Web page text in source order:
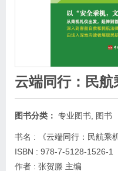
云端同行：民
图书分类： 专业图书 图书
书名 : 《云端同行：民航乘
ISBN : 978-7-5128-1526-1
作者 : 张贺滕 主编